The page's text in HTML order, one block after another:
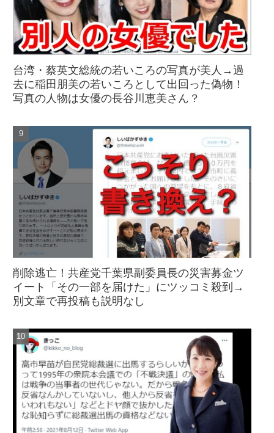
台湾・蔡英文総統の若いころの写真が美人→過
去に稲田朋美の若いころとして出回った偽物！
写真の人物は女優の長谷川恵美さん？
削除逃亡！共産党千葉県副委員長の災害募金ツ
イート「その一部を届けた」にツッコミ殺到→
別文章で再投稿も説明なし